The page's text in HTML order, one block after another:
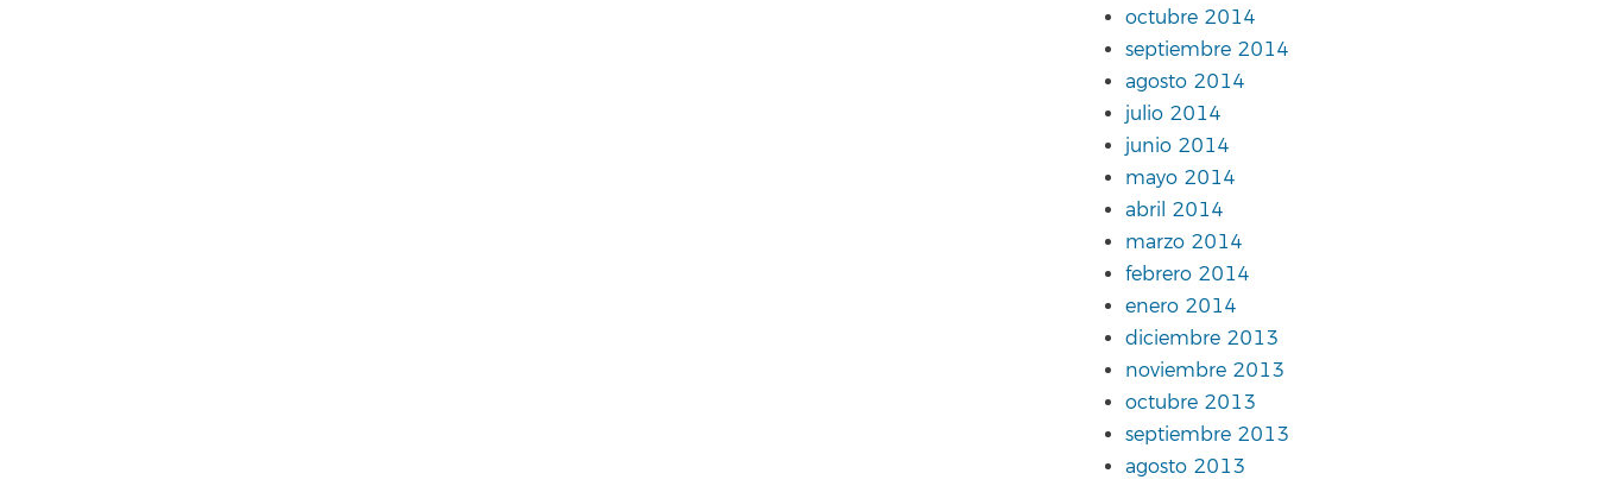
octubre 2014
septiembre 2014
agosto 2014
julio 2014
junio 2014
mayo 2014
abril 2014
marzo 2014
febrero 2014
enero 2014
diciembre 2013
noviembre 2013
octubre 2013
septiembre 2013
agosto 2013